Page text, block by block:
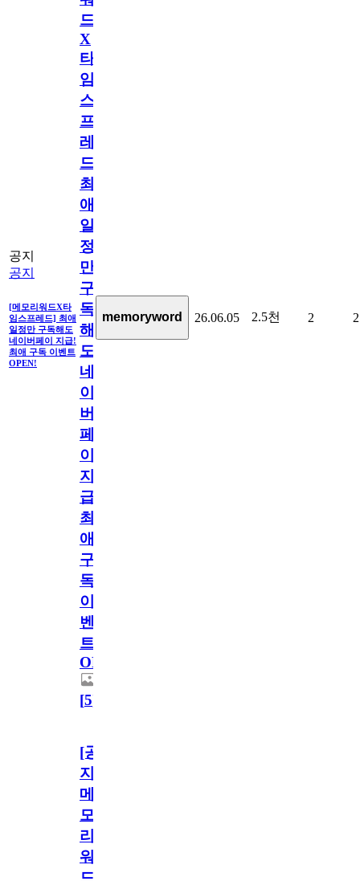
공지
공지
[메모리워드X타
임스프레드] 최애
일정만 구독해도
네이버페이 지급!
최애 구독 이벤트
OPEN!
드
X
타
임
스
프
레
드]
최
애
일
정
만
구
독
해
도
네
이
버
페
이
지
급!
최
애
구
독
이
벤
트
OPEN!
[5]
memoryword 26.06.05 2.5천 2 2
[공
지]
메
모
리
워